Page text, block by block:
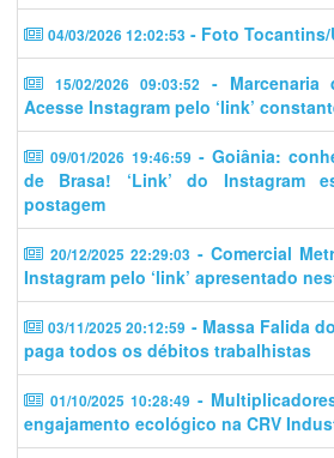
04/03/2026 12:02:53 - Foto Tocantins/
15/02/2026 09:03:52
- Marcenaria
Acesse Instagram pelo ‘link’
09/01/2026 19:46:59 - Goiânia:
de Brasa! ‘Link’ do Instagram
postagem
20/12/2025 22:29:03 - Comercial
Instagram pelo ‘link’ apresentado
03/11/2025 20:12:59 - Massa Falida
paga todos os débitos trabalhistas
01/10/2025 10:28:49 -
engajamento ecológico na CRV